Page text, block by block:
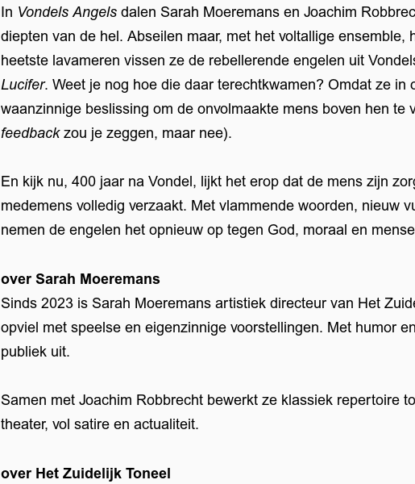
In Vondels Angelsdalen Sarah Moeremans en Joachim
diepten van de hel. Abseilen maar, met het voltallige ensemble,
heetste lavameren vissen ze de rebellerende engelen uit
Lucifer. Weet je nog hoe die daar terechtkwamen? Omdat ze in
waanzinnige beslissing om de onvolmaakte mens boven hen te
feedbackzou je zeggen, maar nee).
En kijk nu, 400 jaar na Vondel, lijkt het erop dat de mens zijn
medemens volledig verzaakt. Met vlammende woorden, nieuw
nemen de engelen het opnieuw op tegen God, moraal en
over Sarah Moeremans
Sinds 2023 is Sarah Moeremans artistiek directeur van Het
opviel met speelse en eigenzinnige voorstellingen. Met humor
publiek uit.
Samen met Joachim Robbrecht bewerkt ze klassiek repertoire
theater, vol satire en actualiteit.
over Het Zuidelijk Toneel